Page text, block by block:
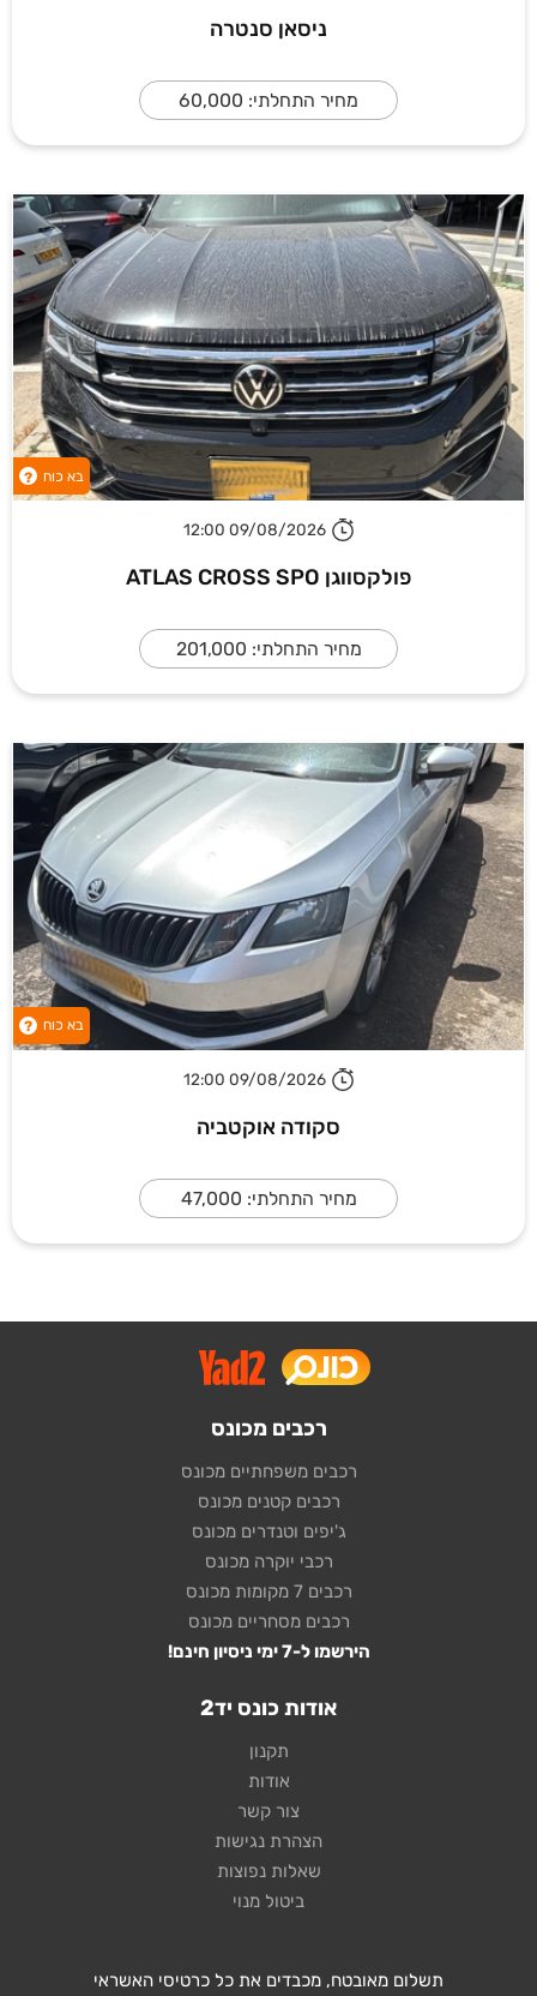
ניסאן סנטרה
מחיר התחלתי: 60,000
בא כוח ?
09/08/2026 12:00
פולקסווגן ATLAS CROSS SPO
מחיר התחלתי: 201,000
בא כוח ?
09/08/2026 12:00
סקודה אוקטביה
מחיר התחלתי: 47,000
רכבים מכונס
רכבים משפחתיים מכונס
רכבים קטנים מכונס
ג'יפים וטנדרים מכונס
רכבי יוקרה מכונס
רכבים 7 מקומות מכונס
רכבים מסחריים מכונס
הירשמו ל-7 ימי ניסיון חינם!
אודות כונס יד2
תקנון
אודות
צור קשר
הצהרת נגישות
שאלות נפוצות
ביטול מנוי
תשלום מאובטח, מכבדים את כל כרטיסי האשראי